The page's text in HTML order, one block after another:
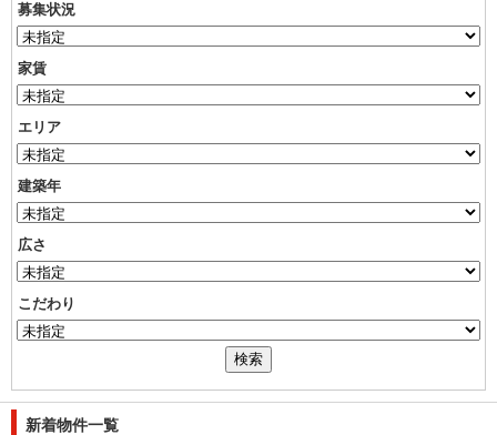
募集状況
家賃
エリア
建築年
広さ
こだわり
新着物件一覧